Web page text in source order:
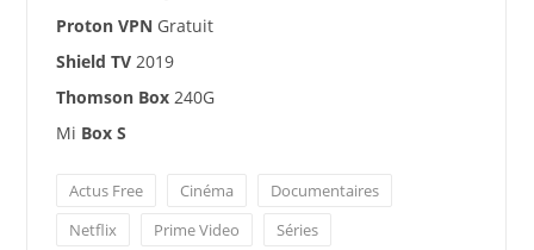
Proton VPN Gratuit
Shield TV2019
Thomson Box240G
Mi Box S
Actus Free Cinéma
Documentaires
Netflix
Prime Video Séries